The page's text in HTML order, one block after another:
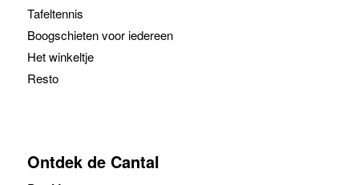
Tafeltennis
Boogschieten voor iedereen
Het winkeltje
Resto
Ontdek de Cantal